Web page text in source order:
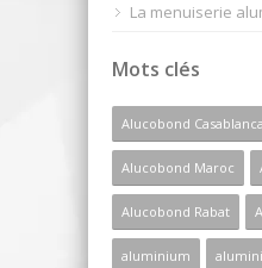
La menuiserie
Mots clés
Alucobond Casablanca
Alucobond Maroc
Alucobond Rabat
aluminium